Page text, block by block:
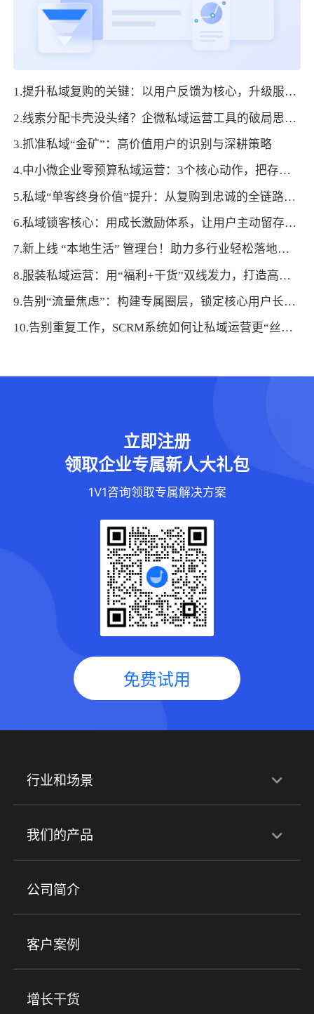
1.提升私域复购的关键：以用户反馈为核心，升级服务体验
2.线索分配卡壳没头绪？企微私域运营工具的破局思路超实用！
3.抓准私域“金矿”：高价值用户的识别与深耕策略
4.中小微企业零预算私域运营：3个核心动作，把存量变成增量
5.私域“单客终身价值”提升：从复购到忠诚的全链路设计
6.私域锁客核心：用成长激励体系，让用户主动留存复购
7.新上线 “本地生活” 管理台！助力多行业轻松落地门店运营，激活线下增长新曲线！
8.服装私域运营：用“福利+干货”双线发力，打造高复购客户池
9.告别“流量焦虑”：构建专属圈层，锁定核心用户长期价值
10.告别重复工作，SCRM系统如何让私域运营更“丝滑”？
立即注册
领取企业专属新人大礼包
1V1咨询领取专属解决方案
免费试用
行业和场景
行业解决方案
培训机构 职业技能培训 兴趣培训
金融行业
心理机构
我们的产品
产品
小程序商城 ERP 企微SCRM
社群圈子
公司简介
客户案例
增长干货